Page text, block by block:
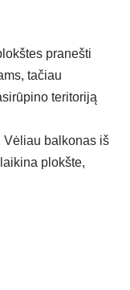
pranešti
tačiau
teritoriją
Vėliau balkonas iš
plokšte,